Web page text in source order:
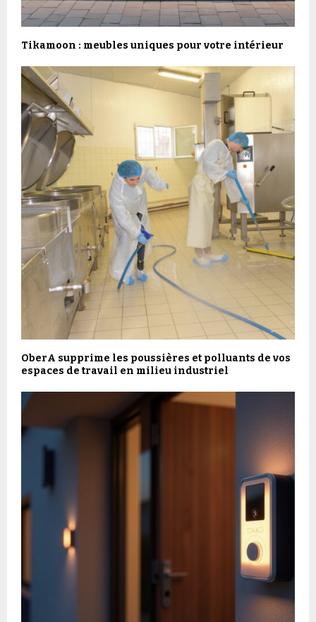
Tikamoon : meubles uniques pour votre intérieur
OberA supprime les poussières et polluants de vos
espaces de travail en milieu industriel